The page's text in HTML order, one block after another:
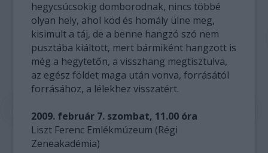
hegycsúcsokig domborodnak, nincs többé
olyan hely, ahol köd és homály ülne meg,
kisimult a táj, de a benne hangzó szó nem
pusztába kiáltott, mert bármiként hangzott is
még a hegytetőn, a visszhang megtisztulva,
az egész földet maga után vonva, forrásától
forrásához, a lélekhez visszatért.
2009. február 7. szombat, 11.00 óra
Liszt Ferenc Emlékmúzeum (Régi
Zeneakadémia)